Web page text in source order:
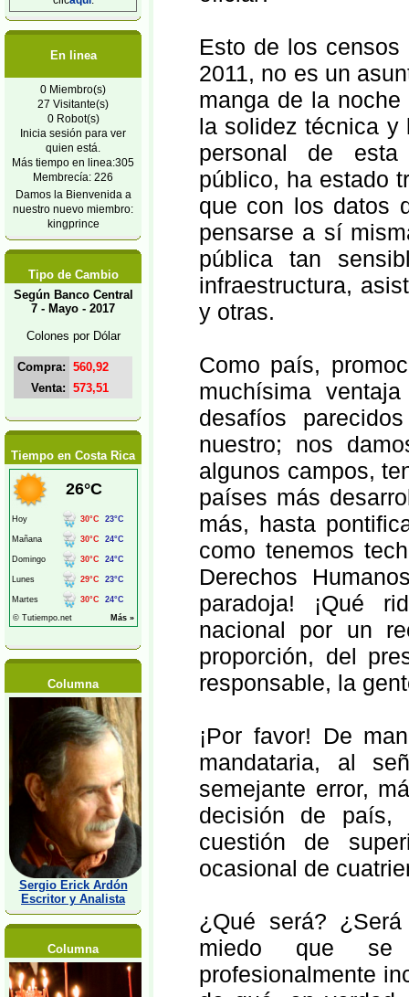
En linea
0 Miembro(s)
27 Visitante(s)
0 Robot(s)
Inicia sesión para ver
quien está.
Más tiempo en linea:305
Membrecía: 226
Damos la Bienvenida a
nuestro nuevo miembro:
kingprince
Tipo de Cambio
Según Banco Central
7 - Mayo - 2017
Colones por Dólar
Compra: 560,92
Venta: 573,51
Tiempo en Costa Rica
Columna
Sergio Erick Ardón
Escritor y Analista
Columna
Esto de los censos
2011, no es un
manga de la
la solidez técnica y
personal de esta
público, ha estado
que con los datos
pensarse a sí
pública tan
infraestructura,
y otras.
Como país,
muchísima
desafíos
nuestro; nos
algunos campos,
países más
más, hasta
como tenemos
Derechos
paradoja! ¡Qué
nacional por un
proporción, del
responsable, la
¡Por favor! De
mandataria, al
semejante error,
decisión de país,
cuestión de
ocasional de
¿Qué será?
miedo que se
profesionalmente